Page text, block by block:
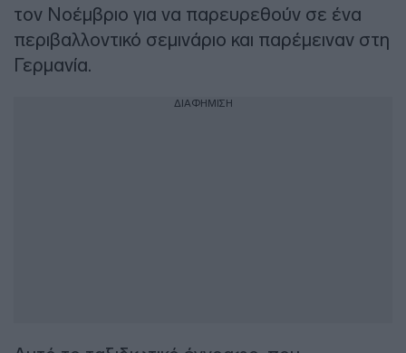
τον Νοέμβριο για να παρευρεθούν σε ένα
περιβαλλοντικό σεμινάριο και παρέμειναν στη
Γερμανία.
ΔΙΑΦΗΜΙΣΗ